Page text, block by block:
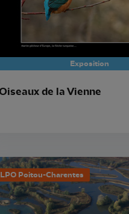
Exposition
Oiseaux de la Vienne
LPO Poitou-Charentes